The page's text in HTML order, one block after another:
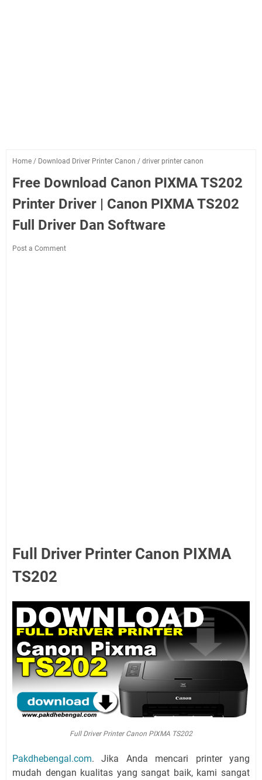
Home / Download Driver Printer Canon / driver printer canon
Free Download Canon PIXMA TS202
Printer Driver | Canon PIXMA TS202
Full Driver Dan Software
Post a Comment
Full Driver Printer Canon PIXMA
TS202
Full Driver Printer Canon PIXMA TS202
Pakdhebengal.com. Jika Anda mencari printer yang
mudah dengan kualitas yang sangat baik, kami sangat